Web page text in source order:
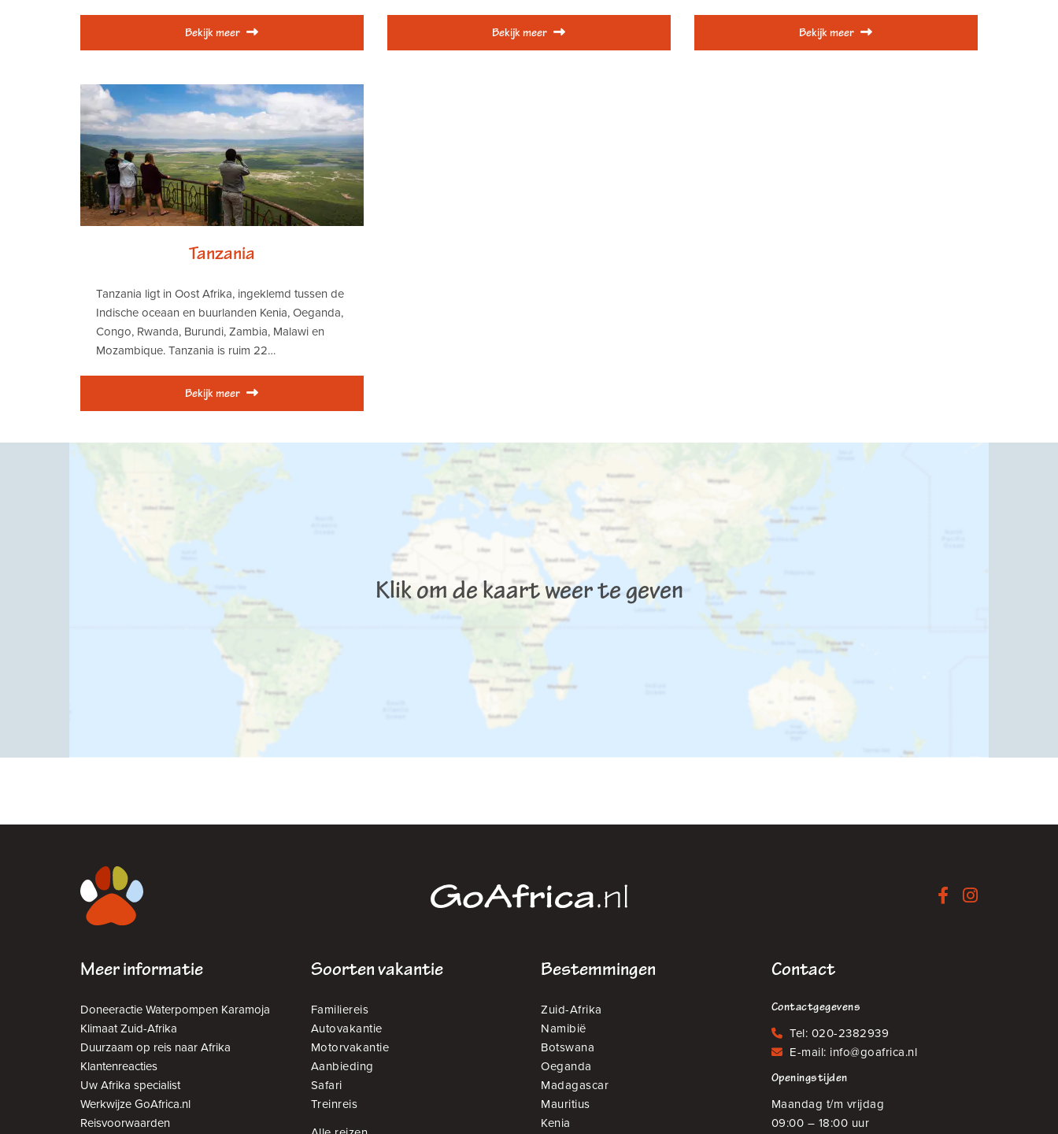
Bekijk meer Bekijk meer Bekijk meer
Tanzania
Tanzania ligt in Oost Afrika, ingeklemd tussen de
Indische oceaan en buurlanden Kenia, Oeganda,
Congo, Rwanda, Burundi, Zambia, Malawi en
Mozambique. Tanzania is ruim 22…
Bekijk meer
Klik om de kaart weer te geven
Meer informatie
Doneeractie Waterpompen Karamoja
Klimaat Zuid-Afrika
Duurzaam op reis naar Afrika
Klantenreacties
Uw Afrika specialist
Werkwijze GoAfrica.nl
Reisvoorwaarden
Soorten vakantie
Familiereis
Autovakantie
Motorvakantie
Aanbieding
Safari
Treinreis
Bestemmingen
Zuid-Afrika
Namibië
Botswana
Oeganda
Madagascar
Mauritius
Kenia
Contact
Contactgegevens
Tel: 020-2382939
E-mail: info@goafrica.nl
Openingstijden
Maandag t/m vrijdag
09:00 – 18:00 uur